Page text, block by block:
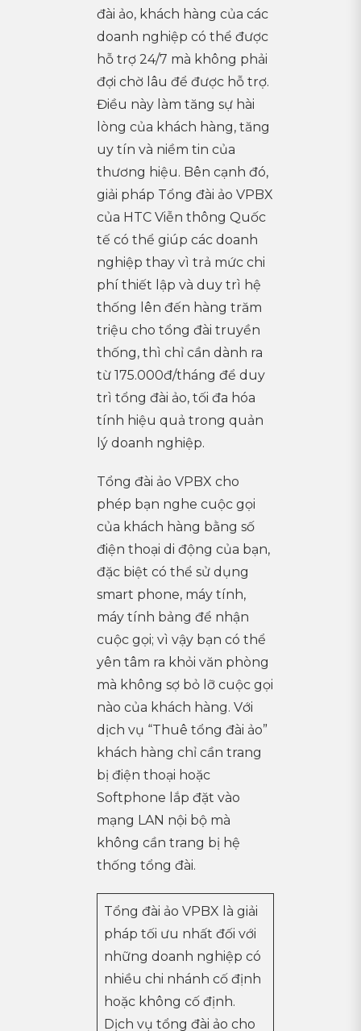
đài ảo, khách hàng của các
doanh nghiệp có thể được
hỗ trợ 24/7 mà không phải
đợi chờ lâu để được hỗ trợ.
Điều này làm tăng sự hài
lòng của khách hàng, tăng
uy tín và niềm tin của
thương hiệu. Bên cạnh đó,
giải pháp Tổng đài ảo VPBX
của HTC Viễn thông Quốc
tế có thể giúp các doanh
nghiệp thay vì trả mức chi
phí thiết lập và duy trì hệ
thống lên đến hàng trăm
triệu cho tổng đài truyền
thống, thì chỉ cần dành ra
từ 175.000đ/tháng để duy
trì tổng đài ảo, tối đa hóa
tính hiệu quả trong quản
lý doanh nghiệp.
Tổng đài ảo VPBX cho
phép bạn nghe cuộc gọi
của khách hàng bằng số
điện thoại di động của bạn,
đặc biệt có thể sử dụng
smart phone, máy tính,
máy tính bảng để nhận
cuộc gọi; vì vậy bạn có thể
yên tâm ra khỏi văn phòng
mà không sợ bỏ lỡ cuộc gọi
nào của khách hàng. Với
dịch vụ “Thuê tổng đài ảo”
khách hàng chỉ cần trang
bị điện thoại hoặc
Softphone lắp đặt vào
mạng LAN nội bộ mà
không cần trang bị hệ
thống tổng đài.
Tổng đài ảo VPBX là giải
pháp tối ưu nhất đối với
những doanh nghiệp có
nhiều chi nhánh cố định
hoặc không cố định.
Dịch vụ tổng đài ảo cho